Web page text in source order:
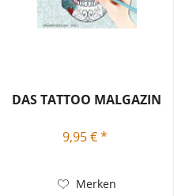
DAS TATTOO MALGAZIN
9,95 € *
Merken